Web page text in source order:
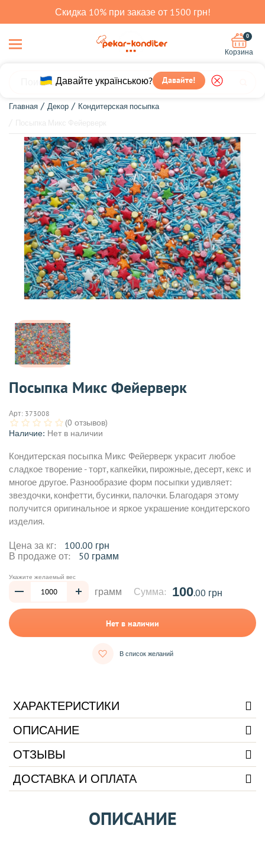
Скидка 10% при заказе от 1500 грн!
Давайте українською? Давайте!
0
Корзина
Главная Декор
Кондитерская посыпка
Посыпка Микс Фейерверк
Арт: 373008
(0 отзывов)
Наличие: Нет в наличии
Кондитерская посыпка Микс Фейерверк украсит любое
сладкое творение - торт, капкейки, пирожные, десерт, кекс и
многое другое. Разнообразие форм посыпки удивляет:
звездочки, конфетти, бусинки, палочки. Благодаря этому
получится оригинальное и яркое украшение кондитерского
изделия.
Цена за кг:
100.00 грн
В продаже от:
50 грамм
Укажите желаемый вес
грамм Сумма: 100.00 грн
Нет в наличии
В список желаний
ХАРАКТЕРИСТИКИ
ОПИСАНИЕ
ОТЗЫВЫ
ДОСТАВКА И ОПЛАТА
ОПИСАНИЕ